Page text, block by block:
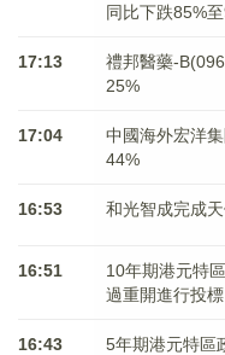
同比下跌85%
17:13
禮邦醫藥-
25%
17:04
中國海外宏洋
44%
16:53 和光智成完成
16:51
10年期港元特
過重開進行投標
16:43
5年期港元特區